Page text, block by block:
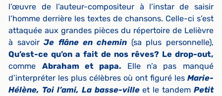
l’œuvre de l’auteur-compositeur à l’instar de saisir
l’homme derrière les textes de chansons. Celle-ci s’est
attaquée aux grandes pièces du répertoire de Lelièvre
à savoirJe flâne en chemin (sa plus personnelle),
Qu’est-ce qu’on a fait de nos rêves? Le drop-out,
comme Abraham et papa. Elle n’a pas manqué
d’interpréter les plus célèbres où ont figuré les Marie-
Hélène, Toi l’ami, La basse-villeet le tandem Petit